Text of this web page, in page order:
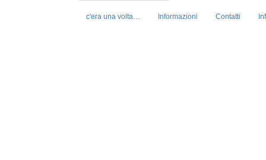
c'era una volta… Informazioni Contatti